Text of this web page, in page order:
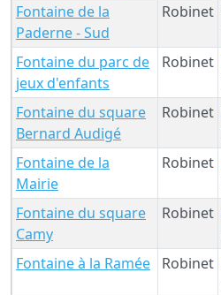
Fontaine de la
Paderne - Sud
Robinet
Fontaine du parc de
jeux d'enfants
Robinet
Fontaine du square
Bernard Audigé
Robinet
Fontaine de la
Mairie
Robinet
Fontaine du square
Camy
Robinet
Fontaine à la Ramée
Robinet